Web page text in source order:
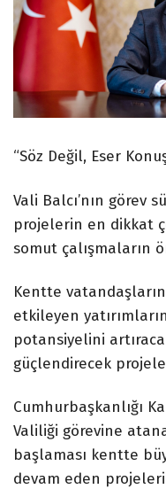
“Söz Değil, Eser
Vali Balcı’nın görev
projelerin en dikkat
somut çalışmaların
Kentte
etkileyen
potansiyelini
güçlendirecek
Cumhurbaşkanlığı
Valiliği görevine
başlaması kentte
devam eden